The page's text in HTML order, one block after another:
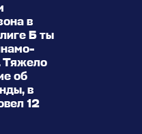
в
Б ты
Тяжело
об
в
12